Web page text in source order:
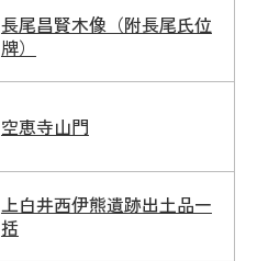
長尾昌賢木像（附長尾氏位
牌）
空恵寺山門
上白井西伊熊遺跡出土品一
括